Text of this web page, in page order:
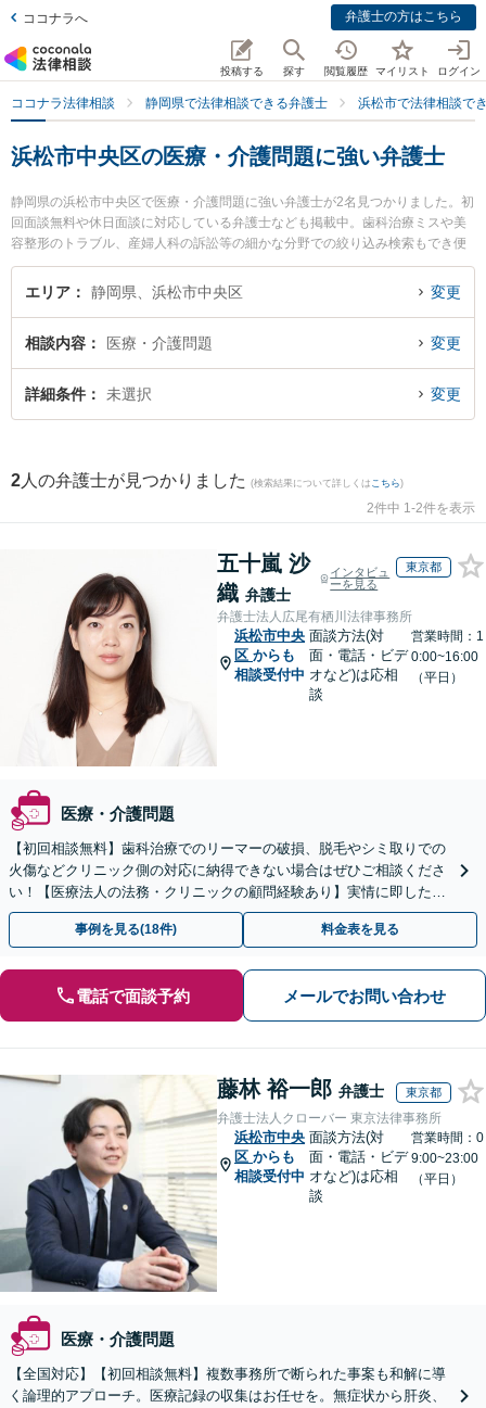
ココナラへ 弁護士の方はこちら
投稿する 探す 閲覧履歴 マイリスト ログイン
ココナラ法律相談 静岡県で法律相談できる弁護士 浜松市で法律相談で
浜松市中央区の医療・介護問題に強い弁護士
静岡県の浜松市中央区で医療・介護問題に強い弁護士が2名見つかりました。初
回面談無料や休日面談に対応している弁護士なども掲載中。歯科治療ミスや美
容整形のトラブル、産婦人科の訴訟等の細かな分野での絞り込み検索もでき便
利です。特に弁護士法人長野法律事務所の長野 修一弁護士や弁護士法人エース
浜松事務所の小林 弘明弁護士のプロフィール情報や弁護士費用、強みなどが注
績豊富な近くの弁護士を検索したい』『初回相談無料で医療・介護問題を法律
相談できる浜松市中央区内の弁護士に相談予約したい』などでお困りの相談者
さんにおすすめです。
エリア 静岡県、浜松市中央区 変更
相談内容 医療・介護問題 変更
詳細条件 未選択 変更
2 人の弁護士が見つかりました (検索結果について詳しくは こちら)
2件中 1-2件を表示
五十嵐 沙
織 弁護士
インタビュ
ーを見る
東京都
弁護士法人広尾有栖川法律事務所
浜松市中央
区 からも
相談受付中
面談方法(対
面・電話・ビデ
オなど)は応相
談
営業時間：1
0:00~16:00
（平日）
医療・介護問題
【初回相談無料】歯科治療でのリーマーの破損、脱毛やシミ取りでの
火傷などクリニック側の対応に納得できない場合はぜひご相談くださ
い！【医療法人の法務・クリニックの顧問経験あり】実情に即したア
ドバイスで、納得のできるトラブルの解決を目指します。
事例を見る(18件) 料金表を見る
電話で面談予約 メールでお問い合わせ
藤林 裕一郎 弁護士 東京都
弁護士法人クローバー 東京法律事務所
浜松市中央
区 からも
相談受付中
面談方法(対
面・電話・ビデ
オなど)は応相
談
営業時間：0
9:00~23:00
（平日）
医療・介護問題
【全国対応】【初回相談無料】複数事務所で断られた事案も和解に導
く論理的アプローチ。医療記録の収集はお任せを。無症状から肝炎、